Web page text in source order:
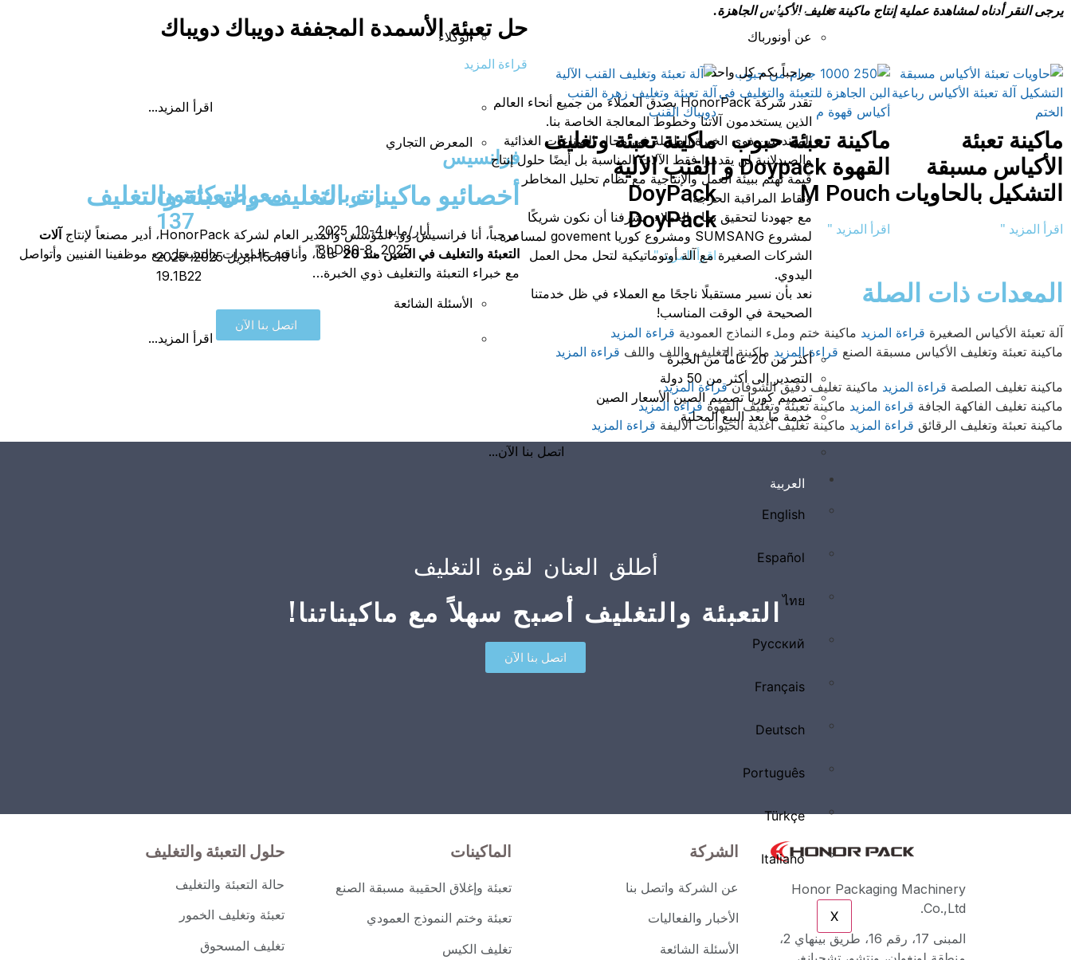
نبذة عن
عن أونورباك
مرحباً بكم كل واحد
تقدر شركة HonorPack بصدق العملاء من جميع أنحاء العالم
الذين يستخدمون آلاتنا وخطوط المعالجة الخاصة بنا.
المهندسين ذوي الخبرة الطويلة في مجال الصناعات الغذائية
والصيدلانية لن يقدموا فقط الآلات المناسبة بل أيضًا حلول إنتاج
قيمة تهتم ببيئة العمل والإنتاجية مع نظام تحليل المخاطر
ونقاط المراقبة الحرجة.
مع جهودنا لتحقيق نجاح العملاء، يشرفنا أن نكون شريكًا
لمشروع SUMSANG ومشروع كوريا govement لمساعدة
الشركات الصغيرة مع آلة أوتوماتيكية لتحل محل العمل
اليدوي.
نعد بأن نسير مستقبلًا ناجحًا مع العملاء في ظل خدمتنا
الصحيحة في الوقت المناسب!
أكثر من 20 عاماً من الخبرة
التصدير إلى أكثر من 50 دولة
تصميم كوريا تصميم الصين الأسعار الصين
خدمة ما بعد البيع المحلية
اتصل بنا الآن...
الوكلاء
اقرأ المزيد...
المعرض التجاري
إنترباك
أيار/مايو 4-10, 2025
8bD80-8, 2025
معرض كانتون
137
15-19 أبريل 2025، 2025
19.1B22
الأسئلة الشائعة
اقرأ المزيد...
العربية
English
Español
ไทย
Русский
Français
Deutsch
Português
Türkçe
Italiano
X
عرض
يرجى النقر أدناه لمشاهدة عملية إنتاج ماكينة تغليف الأكياس الجاهزة.
ماكينة تعبئة
الأكياس مسبقة
التشكيل بالحاويات
اقرأ المزيد "
ماكينة تعبئة حبوب
القهوة Doypack و
M Pouch
اقرأ المزيد "
ماكينة تعبئة وتغليف
القنب الآلية
DoyPack
DoyPack
اقرأ المزيد "
المعدات ذات الصلة
آلة تعبئة الأكياس الصغيرة قراءة المزيد ماكينة ختم وملء النماذج العمودية قراءة المزيد
ماكينة تعبئة وتغليف الأكياس مسبقة الصنع قراءة المزيد ماكينة التغليف واللف واللف قراءة المزيد
ماكينة تغليف الصلصة قراءة المزيد ماكينة تغليف دقيق الشوفانقراءة المزيد
ماكينة تغليف الفاكهة الجافة قراءة المزيد ماكينة تعبئة وتغليف القهوةقراءة المزيد
ماكينة تعبئة وتغليف الرقائق قراءة المزيد ماكينة تغليف أغذية الحيوانات الأليفة قراءة المزيد
حل تعبئة الأسمدة المجففة دويباك دويباك
قراءة المزيد
فرانسيس
أخصائيو ماكينات التغليف والتعبئة والتغليف
مرحباً، أنا فرانسيس وو، المؤسس والمدير العام لشركة HonorPack، أدير مصنعاً لإنتاج
آلات
التعبئة والتغليف في الصين منذ 20
عاماً، وأناقش المعدات والتشغيل مع موظفينا الفنيين وأتواصل
مع خبراء التعبئة والتغليف ذوي الخبرة…
اتصل بنا الآن
أطلق العنان لقوة التغليف
التعبئة والتغليف أصبح سهلاً مع ماكيناتنا!
اتصل بنا الآن
Honor Packaging Machinery
Co.,Ltd.
المبنى 17، رقم 16، طريق بينهاي 2،
الشركة
عن الشركة واتصل بنا
الأخبار والفعاليات
الأسئلة الشائعة
الماكينات
تعبئة وإغلاق الحقيبة مسبقة الصنع
تعبئة وختم النموذج العمودي
تغليف الكيس
حلول التعبئة والتغليف
حالة التعبئة والتغليف
تعبئة وتغليف الخمور
تغليف المسحوق